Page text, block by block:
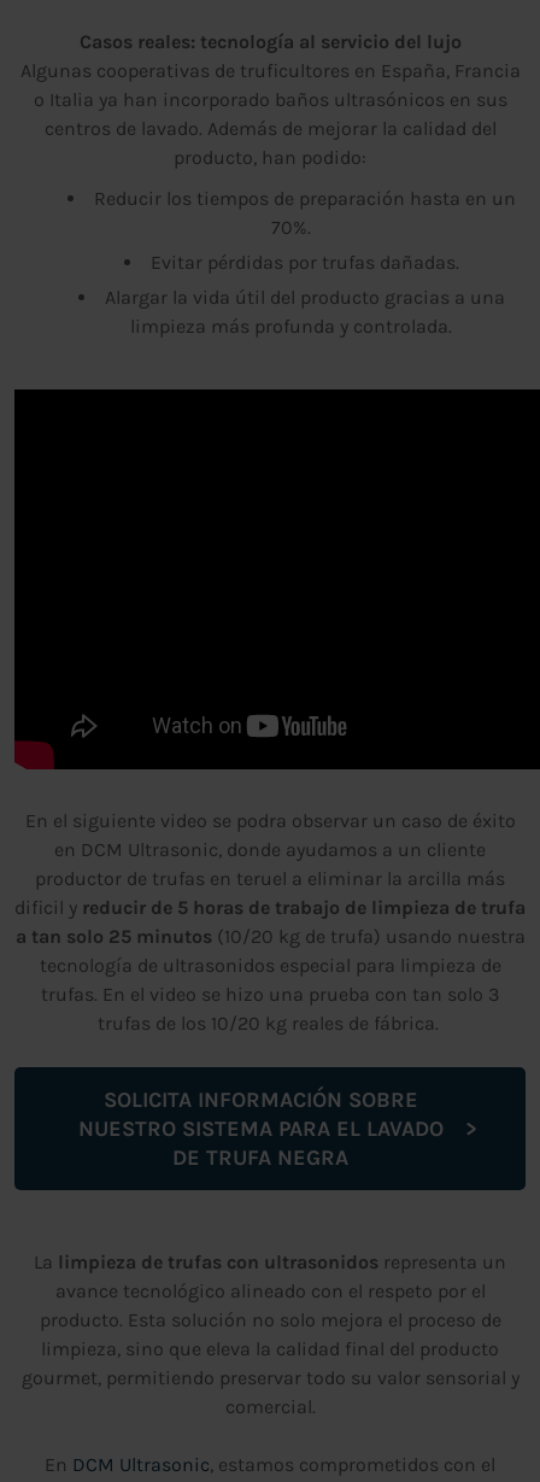
Casos reales: tecnología al servicio del lujo
Algunas cooperativas de truficultores en España, Francia
o Italia ya han incorporado baños ultrasónicos en sus
centros de lavado. Además de mejorar la calidad del
producto, han podido:
Reducir los tiempos de preparación hasta en un
70%.
Evitar pérdidas por trufas dañadas.
Alargar la vida útil del producto gracias a una
limpieza más profunda y controlada.
En el siguiente video se podra observar un caso de éxito
en DCM Ultrasonic, donde ayudamos a un cliente
productor de trufas en teruel a eliminar la arcilla más
dificil y reducir de 5 horas de trabajo de limpieza de trufa
a tan solo 25 minutos (10/20 kg de trufa) usando nuestra
tecnología de ultrasonidos especial para limpieza de
trufas. En el video se hizo una prueba con tan solo 3
trufas de los 10/20 kg reales de fábrica.
SOLICITA INFORMACIÓN SOBRE
NUESTRO SISTEMA PARA EL LAVADO
DE TRUFA NEGRA
La limpieza de trufas con ultrasonidos representa un
avance tecnológico alineado con el respeto por el
producto. Esta solución no solo mejora el proceso de
limpieza, sino que eleva la calidad final del producto
gourmet, permitiendo preservar todo su valor sensorial y
comercial.
En DCM Ultrasonic, estamos comprometidos con el